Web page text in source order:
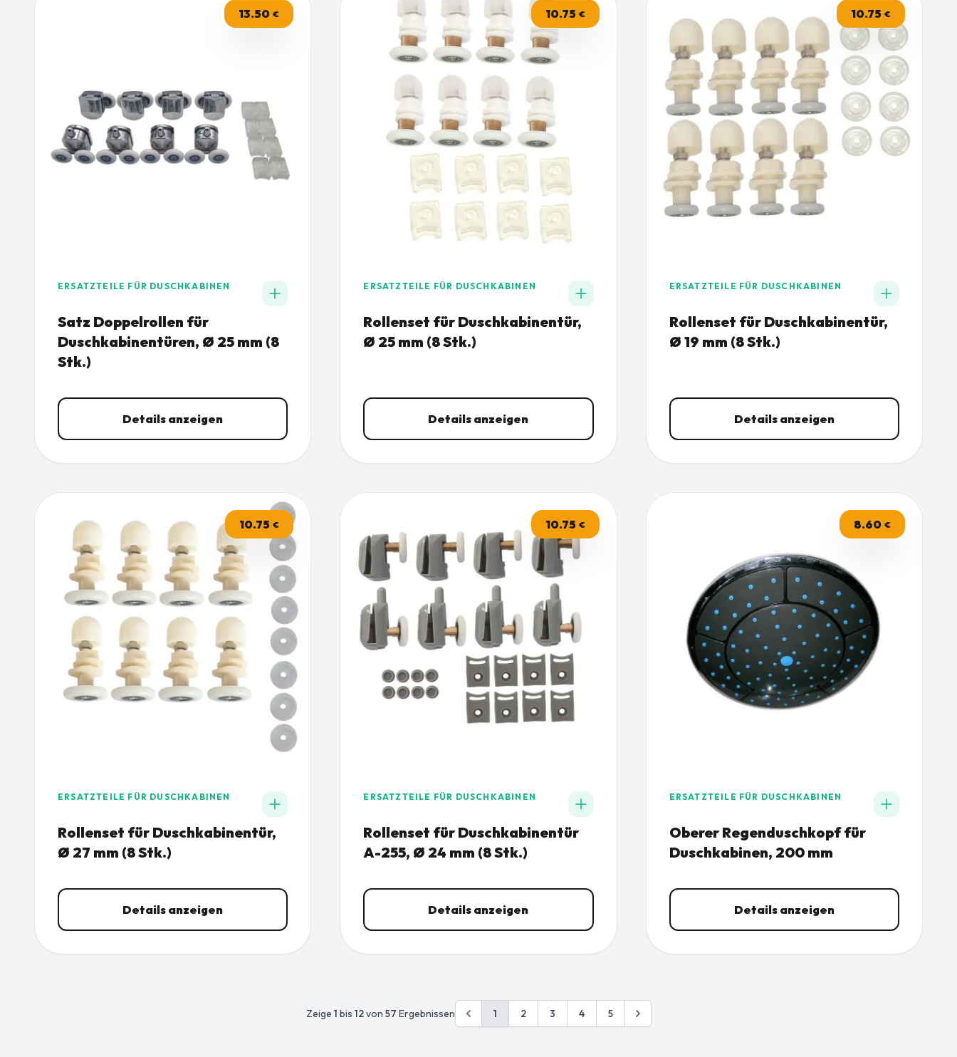
13.50 €
ERSATZTEILE FÜR DUSCHKABINEN
Satz Doppelrollen für
Duschkabinentüren, Ø 25 mm (8
Stk.)
Details anzeigen
10.75 €
ERSATZTEILE FÜR DUSCHKABINEN
Rollenset für Duschkabinentür,
Ø 25 mm (8 Stk.)
Details anzeigen
10.75 €
ERSATZTEILE FÜR DUSCHKABINEN
Rollenset für Duschkabinentür,
Ø 19 mm (8 Stk.)
Details anzeigen
10.75 €
ERSATZTEILE FÜR DUSCHKABINEN
Rollenset für Duschkabinentür,
Ø 27 mm (8 Stk.)
Details anzeigen
10.75 €
ERSATZTEILE FÜR DUSCHKABINEN
Rollenset für Duschkabinentür
A-255, Ø 24 mm (8 Stk.)
Details anzeigen
8.60 €
ERSATZTEILE FÜR DUSCHKABINEN
Oberer Regenduschkopf für
Duschkabinen, 200 mm
Details anzeigen
Zeige 1 bis 12von 57 Ergebnissen 1 2 3 4 5